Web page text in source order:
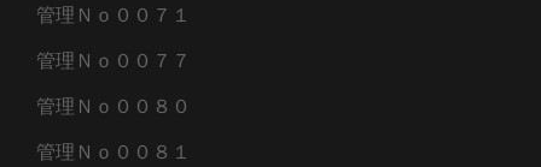
管理Ｎｏ００７１
管理Ｎｏ００７７
管理Ｎｏ００８０
管理Ｎｏ００８１